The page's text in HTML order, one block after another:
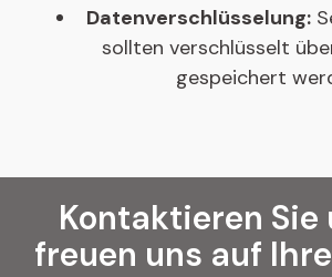
Datenverschlüsselung:
sollten verschlüsselt
gespeichert
Kontaktieren Sie
freuen uns auf